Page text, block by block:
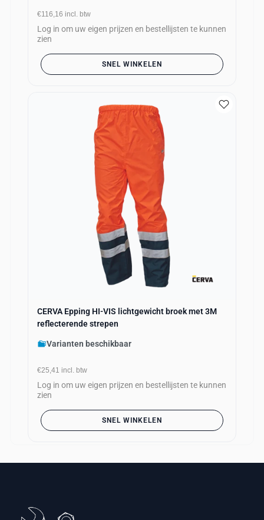
€116,16 incl. btw
Log in om uw eigen prijzen en bestellijsten te kunnen
zien
SNEL WINKELEN
CERVA Epping HI-VIS lichtgewicht broek met 3M
reflecterende strepen
Varianten beschikbaar
€25,41 incl. btw
Log in om uw eigen prijzen en bestellijsten te kunnen
zien
SNEL WINKELEN